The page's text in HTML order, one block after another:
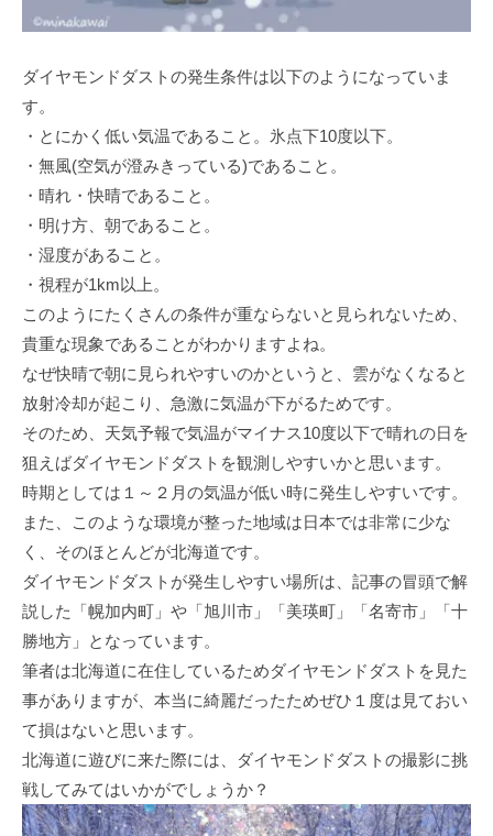
ダイヤモンドダストの発生条件は以下のようになっていま
す。
・とにかく低い気温であること。氷点下10度以下。
・無風(空気が澄みきっている)であること。
・晴れ・快晴であること。
・明け方、朝であること。
・湿度があること。
・視程が1km以上。
このようにたくさんの条件が重ならないと見られないため、
貴重な現象であることがわかりますよね。
なぜ快晴で朝に見られやすいのかというと、雲がなくなると
放射冷却が起こり、急激に気温が下がるためです。
そのため、天気予報で気温がマイナス10度以下で晴れの日を
狙えばダイヤモンドダストを観測しやすいかと思います。
時期としては１～２月の気温が低い時に発生しやすいです。
また、このような環境が整った地域は日本では非常に少な
く、そのほとんどが北海道です。
ダイヤモンドダストが発生しやすい場所は、記事の冒頭で解
説した「幌加内町」や「旭川市」「美瑛町」「名寄市」「十
勝地方」となっています。
筆者は北海道に在住しているためダイヤモンドダストを見た
事がありますが、本当に綺麗だったためぜひ１度は見ておい
て損はないと思います。
北海道に遊びに来た際には、ダイヤモンドダストの撮影に挑
戦してみてはいかがでしょうか？